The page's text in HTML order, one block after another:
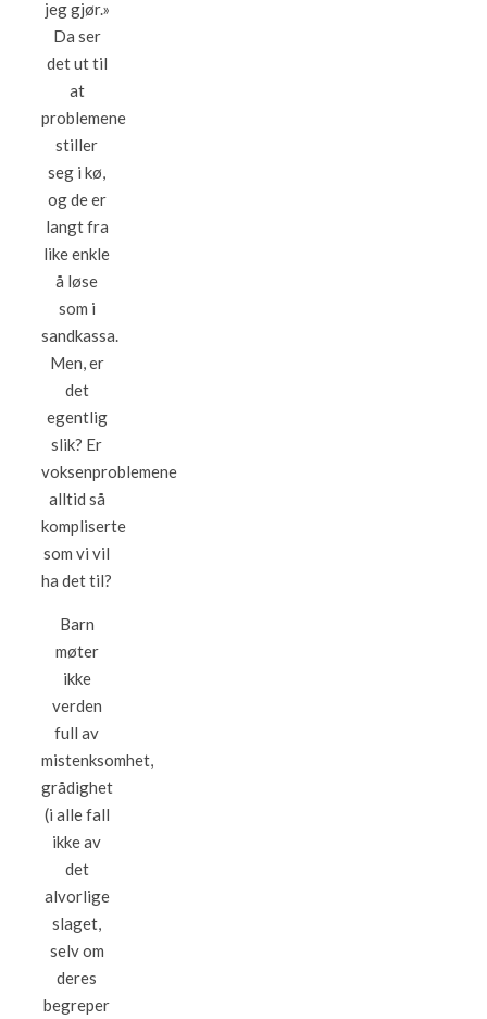
jeg gjør.»
Da ser
det ut til
at
problemene
stiller
seg i kø,
og de er
langt fra
like enkle
å løse
som i
sandkassa.
Men, er
det
egentlig
slik? Er
voksenproblemene
alltid så
kompliserte
som vi vil
ha det til?
Barn
møter
ikke
verden
full av
mistenksomhet,
grådighet
(i alle fall
ikke av
det
alvorlige
slaget,
selv om
deres
begreper